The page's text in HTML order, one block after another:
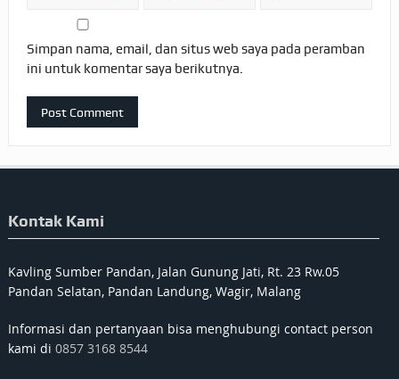
Simpan nama, email, dan situs web saya pada peramban
ini untuk komentar saya berikutnya.
Kontak Kami
Kavling Sumber Pandan, Jalan Gunung Jati, Rt. 23 Rw.05
Pandan Selatan, Pandan Landung, Wagir, Malang
Informasi dan pertanyaan bisa menghubungi contact person
kami di 0857 3168 8544